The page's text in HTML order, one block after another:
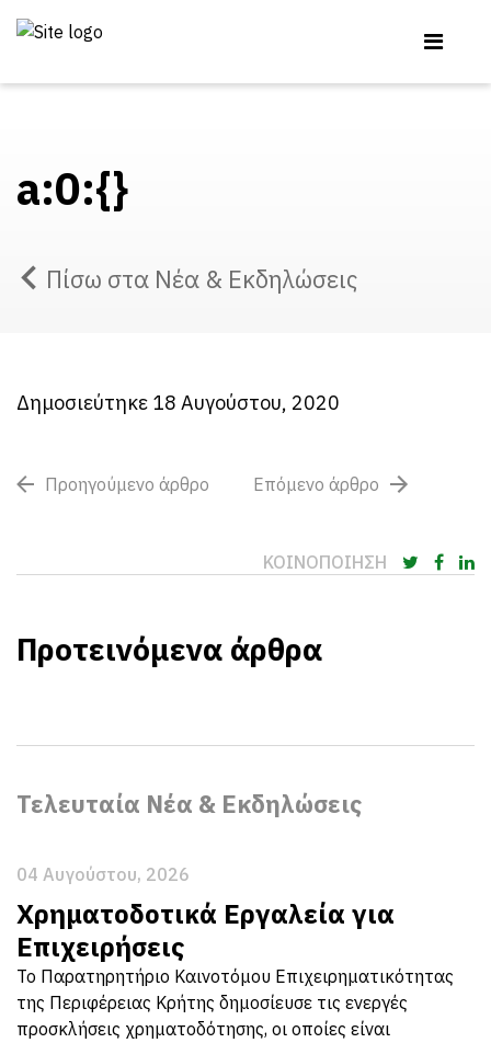
a:0:{}
Πίσω στα Νέα & Εκδηλώσεις
Δημοσιεύτηκε 18 Αυγούστου, 2020
Προηγούμενο άρθρο Επόμενο άρθρο
ΚΟΙΝΟΠΟΙΗΣΗ
Προτεινόμενα άρθρα
Τελευταία Νέα & Εκδηλώσεις
04 Αυγούστου, 2026
Χρηματοδοτικά Εργαλεία για
Επιχειρήσεις
Το Παρατηρητήριο Καινοτόμου Επιχειρηματικότητας
της Περιφέρειας Κρήτης δημοσίευσε τις ενεργές
προσκλήσεις χρηματοδότησης, οι οποίες είναι